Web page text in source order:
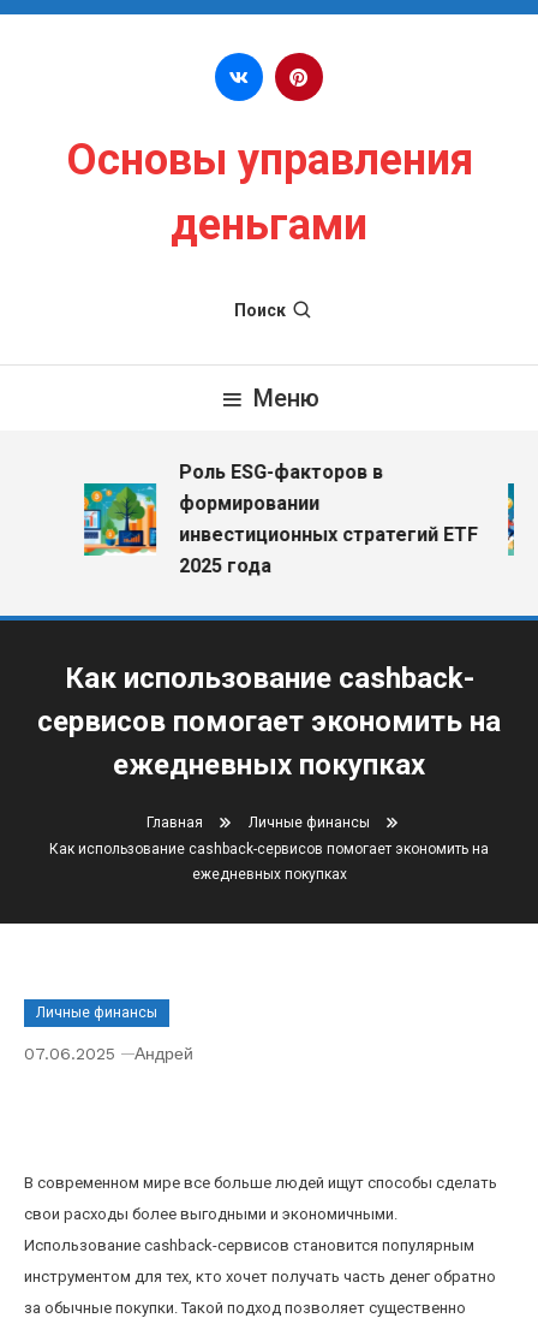
Перейти к содержимому
Основы управления
деньгами
Поиск
Меню
Роль ESG-факторов в
формировании
инвестиционных стратегий ETF
2025 года
Как использование cashback-
сервисов помогает экономить на
ежедневных покупках
Главная
Личные финансы
Как использование cashback-сервисов помогает экономить на
ежедневных покупках
Личные финансы
07.06.2025 Андрей
В современном мире все больше людей ищут способы сделать
свои расходы более выгодными и экономичными.
Использование cashback-сервисов становится популярным
инструментом для тех, кто хочет получать часть денег обратно
за обычные покупки. Такой подход позволяет существенно